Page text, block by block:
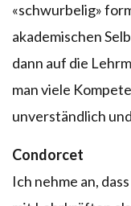
«schwurbelig»
akademischen
dann auf die
man viele
unverständlich
Condorcet
Ich nehme an,